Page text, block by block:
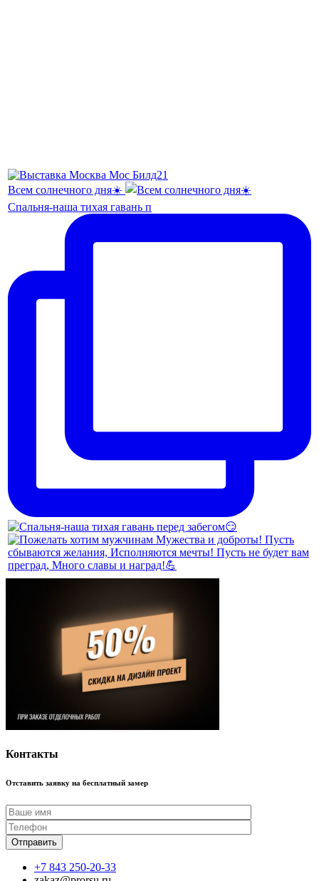
Всем солнечного дня☀️
Спальня-наша тихая гавань п
Контакты
Отставить заявку на бесплатный замер
+7 843 250-20-33